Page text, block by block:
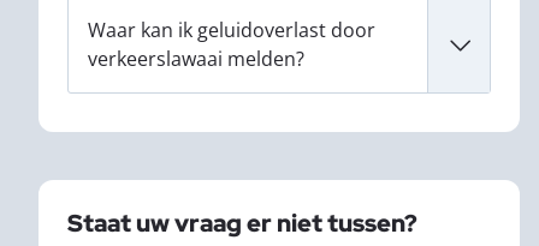
Waar kan ik geluidoverlast door
verkeerslawaai melden?
Staat uw vraag er niet tussen?